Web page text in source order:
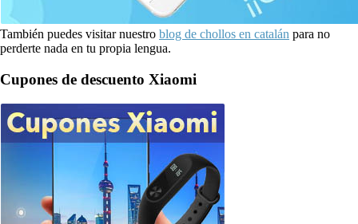
También puedes visitar nuestro blog de chollos en catalán para no
perderte nada en tu propia lengua.
Cupones de descuento Xiaomi